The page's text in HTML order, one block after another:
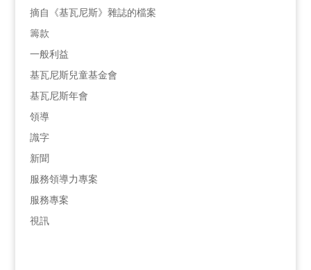
摘自《基瓦尼斯》雜誌的檔案
籌款
一般利益
基瓦尼斯兒童基金會
基瓦尼斯年會
領導
識字
新聞
服務領導力專案
服務專案
視訊